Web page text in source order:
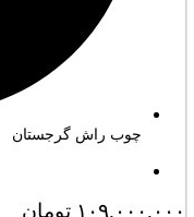
چوب راش گرجستان
۱۰۹.۰۰۰.۰۰۰ تومان